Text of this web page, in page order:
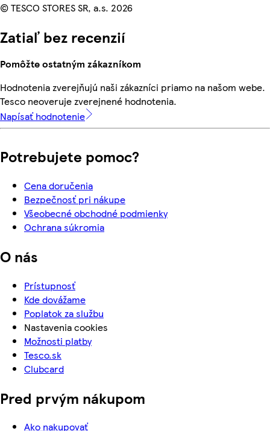
© TESCO STORES SR, a.s. 2026
Zatiaľ bez recenzií
Pomôžte ostatným zákazníkom
Hodnotenia zverejňujú naši zákazníci priamo na našom webe.
Tesco neoveruje zverejnené hodnotenia.
Napísať hodnotenie
Potrebujete pomoc?
Cena doručenia
Bezpečnosť pri nákupe
Všeobecné obchodné podmienky
Ochrana súkromia
O nás
Prístupnosť
Kde dovážame
Poplatok za službu
Nastavenia cookies
Možnosti platby
Tesco.sk
Clubcard
Pred prvým nákupom
Ako nakupovať